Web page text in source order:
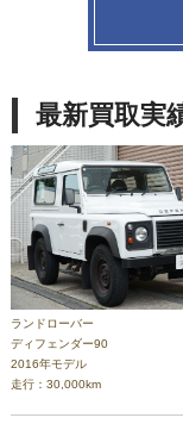
最新買取実
ランドローバー
ディフェンダー90
2016年モデル
走行：30,000km